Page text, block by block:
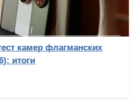
камер флагманских
итоги